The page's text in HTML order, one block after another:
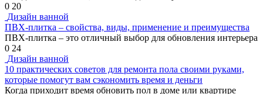
0 20
Дизайн ванной
ПВХ-плитка – свойства, виды, применение и преимущества
ПВХ-плитка – это отличный выбор для обновления интерьера
0 24
Дизайн ванной
10 практических советов для ремонта пола своими руками,
которые помогут вам сэкономить время и деньги
Когда приходит время обновить пол в доме или квартире